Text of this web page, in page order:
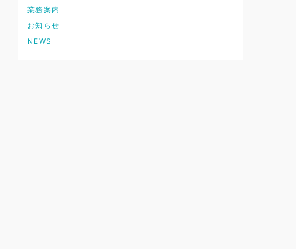
業務案内
お知らせ
NEWS